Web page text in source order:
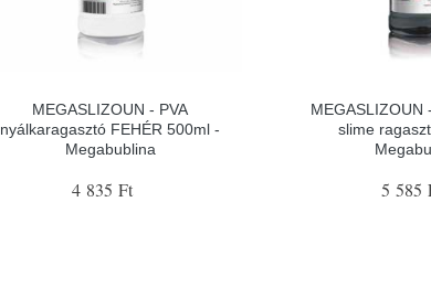
MEGASLIZOUN - PVA
nyálkaragasztó FEHÉR 500ml -
Megabublina
4 835 Ft
MEGASLIZOUN
slime
5 585